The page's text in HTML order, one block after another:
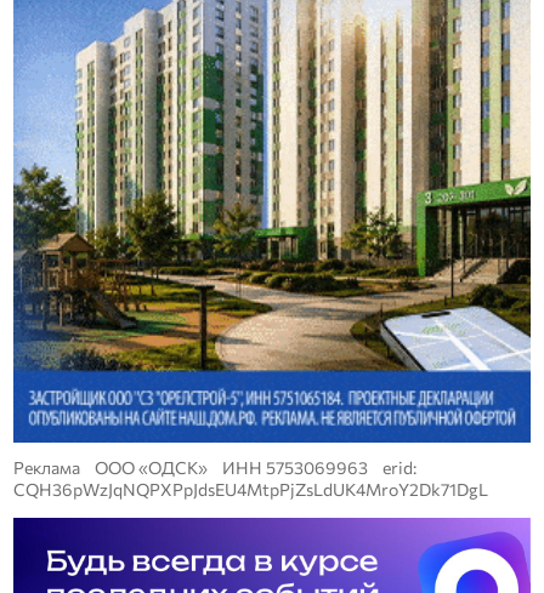
Реклама ООО «ОДСК» ИНН 5753069963 erid:
CQH36pWzJqNQPXPpJdsEU4MtpPjZsLdUK4MroY2Dk71DgL